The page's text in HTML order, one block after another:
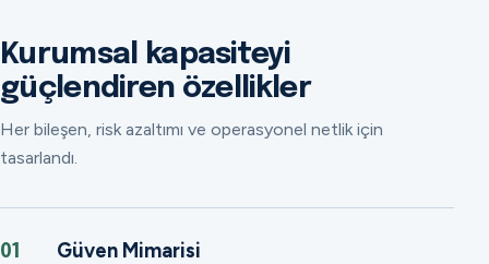
Kurumsal kapasiteyi
güçlendiren özellikler
Her bileşen, risk azaltımı ve operasyonel netlik için
tasarlandı.
01 Güven Mimarisi